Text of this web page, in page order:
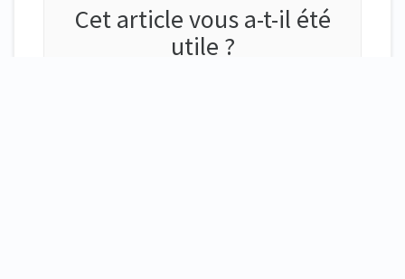
Cet article vous a-t-il été
utile ?